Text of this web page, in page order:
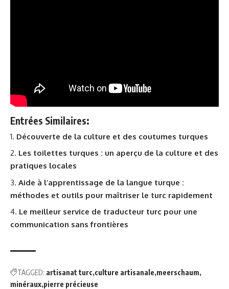
Entrées Similaires:
Découverte de la culture et des coutumes turques
Les toilettes turques : un aperçu de la culture et des
pratiques locales
Aide à l’apprentissage de la langue turque :
méthodes et outils pour maîtriser le turc rapidement
Le meilleur service de traducteur turc pour une
communication sans frontières
TAGGED: artisanat turc culture artisanale meerschaum
minéraux pierre précieuse